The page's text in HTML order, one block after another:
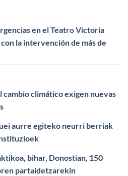
en el Teatro Victoria
la intervención de más de
cambio climático exigen nuevas
aurre egiteko neurri berriak
bihar, Donostian, 150
partaidetzarekin